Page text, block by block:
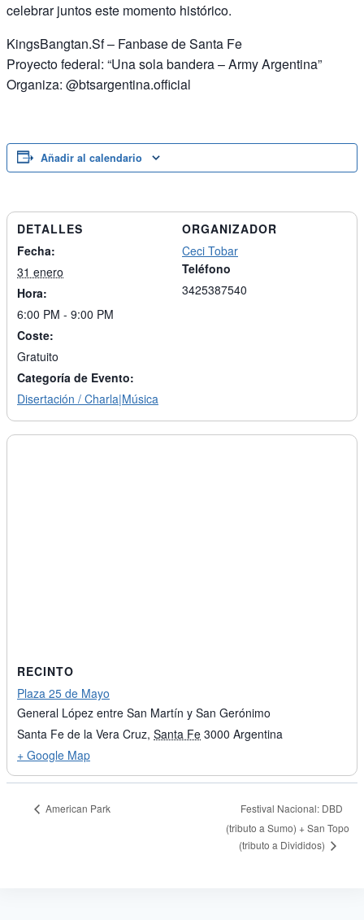
celebrar juntos este momento histórico.
KingsBangtan.Sf – Fanbase de Santa Fe
Proyecto federal: “Una sola bandera – Army Argentina”
Organiza: @btsargentina.official
Añadir al calendario
DETALLES
Fecha:
31 enero
Hora:
6:00 PM - 9:00 PM
Coste:
Gratuito
Categoría de Evento:
Disertación / Charla|Música
ORGANIZADOR
Ceci Tobar
Teléfono
3425387540
RECINTO
Plaza 25 de Mayo
General López entre San Martín y San Gerónimo
Santa Fe de la Vera Cruz, Santa Fe 3000 Argentina
+ Google Map
American Park
Festival Nacional: DBD
(tributo a Sumo) + San Topo
(tributo a Divididos)